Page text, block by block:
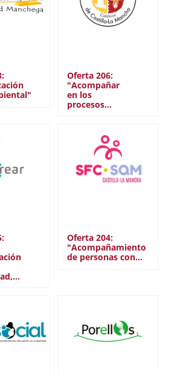
Oferta 206:
"Acompañar
en los
procesos…
Oferta 204:
"Acompañamiento
de personas con…